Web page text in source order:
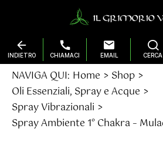
Salta
contenuto
NAVIGA QUI: Home
Shop
Oli Essenziali, Spray e Acque
Spray Vibrazionali
Spray Ambiente 1° Chakra –